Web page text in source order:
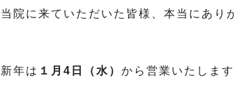
当院に来ていただいた皆様、本当にあり
新年は １月4日（水） から営業いたします